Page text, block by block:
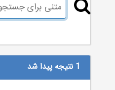
1 نتیجه پیدا شد